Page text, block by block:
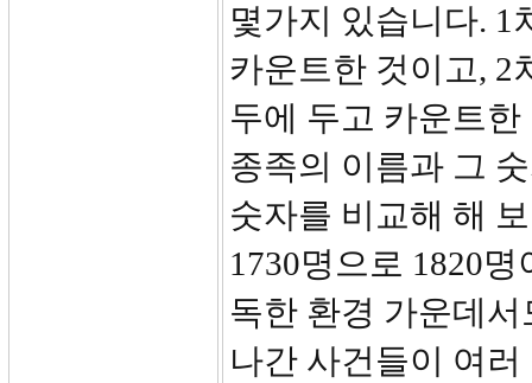
몇가지 있습니다. 1
카운트한 것이고, 2
두에 두고 카운트
종족의 이름과 그
숫자를 비교해 해
1730명으로 1820
독한 환경 가운데
나간 사건들이 여